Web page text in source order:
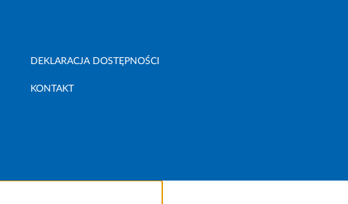
DEKLARACJA DOSTĘPNOŚCI
KONTAKT